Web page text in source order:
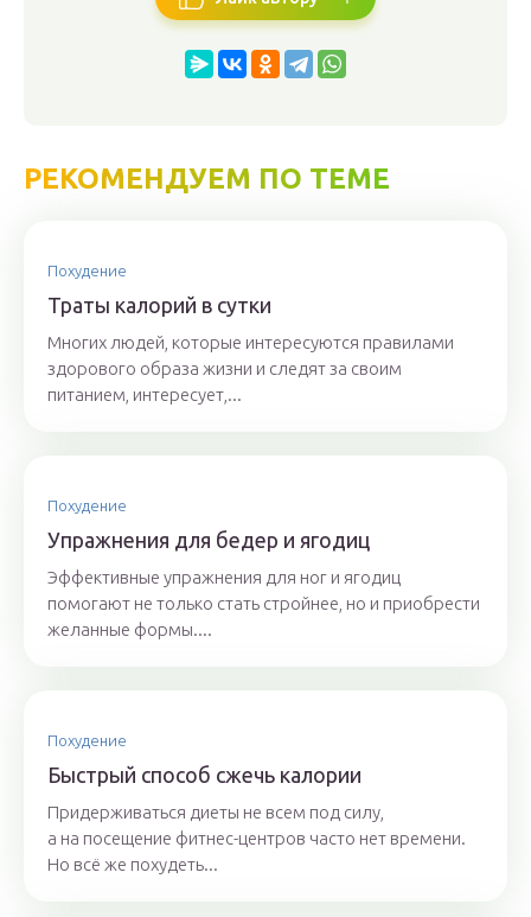
РЕКОМЕНДУЕМ ПО ТЕМЕ
Похудение
Траты калорий в сутки
Многих людей, которые интересуются правилами
здорового образа жизни и следят за своим
питанием, интересует,...
Похудение
Упражнения для бедер и ягодиц
Эффективные упражнения для ног и ягодиц
помогают не только стать стройнее, но и приобрести
желанные формы....
Похудение
Быстрый способ сжечь калории
Придерживаться диеты не всем под силу,
а на посещение фитнес-центров часто нет времени.
Но всё же похудеть...